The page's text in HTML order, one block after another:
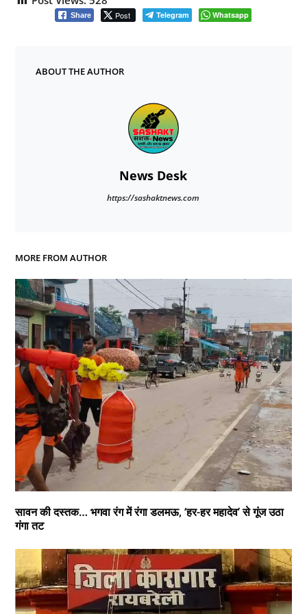
Share Post Telegram Whatsapp
ABOUT THE AUTHOR
News Desk
https://sashaktnews.com
MORE FROM AUTHOR
सावन की दस्तक… भगवा रंग में रंगा डलमऊ, ‘हर-हर महादेव’ से गूंज उठा
गंगा तट